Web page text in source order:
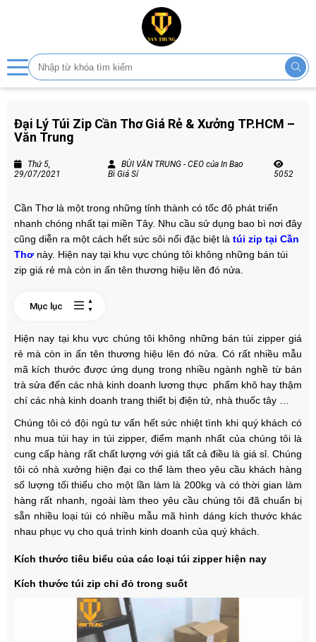
Đại Lý Túi Zip Cần Thơ Giá Rẻ & Xưởng TP.HCM –
Văn Trung
Thứ 5,
29/07/2021
BÙI VĂN TRUNG - CEO của In Bao
Bì Giá Sỉ
5052
Cần Thơ là một trong những tỉnh thành có tốc độ phát triển
nhanh chóng nhất tại miền Tây. Nhu cầu sử dụng bao bì nơi đây
cũng diễn ra một cách hết sức sôi nổi đặc biệt là túi zip tại Cần
Thơ này. Hiện nay tại khu vực chúng tôi không những bán túi
zip giá rẻ mà còn in ấn tên thương hiệu lên đó nửa.
Mục lục
Hiện nay tại khu vực chúng tôi không những bán túi zipper giá
rẻ mà còn in ấn tên thương hiệu lên đó nửa. Có rất nhiều mẫu
mã kích thước được ứng dụng trong nhiều ngành nghề từ bán
trà sửa đến các nhà kinh doanh lương thực phẩm khô hay thậm
chí các nhà kinh doanh trang thiết bị điện tử, nhà thuốc tây …
Chúng tôi có đội ngủ tư vấn hết sức nhiệt tình khi quý khách có
nhu mua túi hay in túi zipper, điểm mạnh nhất của chúng tôi là
cung cấp hàng rất chất lượng với giá tất cả điều là giá sỉ. Chúng
tôi có nhà xưởng hiện đại co thể làm theo yêu cầu khách hàng
số lượng tối thiểu cho một lần làm là 200kg và có thời gian làm
hàng rất nhanh, ngoài làm theo yêu cầu chúng tôi đã chuẩn bị
sẵn nhiều loại túi có nhiều mẫu mã hình dáng kích thước khác
nhau phục vụ cho quá trình kinh doanh của quý khách.
Kích thước tiêu biểu của các loại túi zipper hiện nay
Kích thước túi zip chỉ đỏ trong suốt